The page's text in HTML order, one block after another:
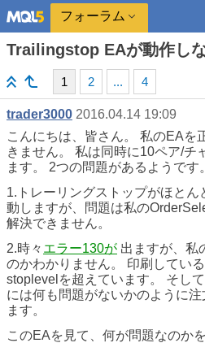
フォーラム
Trailingstop EAが動作しな
1 2 ... 4
trader3000 2016.04.14 19:09
こんにちは、皆さん。 私のEAを
きません。 私は同時に10ペア/チ
ます。 2つの問題があるようです。
1.トレーリングストップがほとん
動しますが、問題は私の
解決できません。
2.時々 エラー130が 出ますが、私
のかわかりません。 印刷してい
stoplevelを超えています。 そし
には何も問題がないかのように
ます。
このEAを見て、何が問題なのか